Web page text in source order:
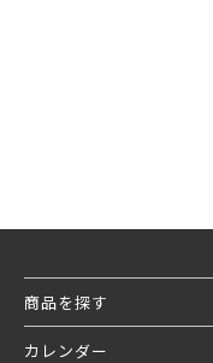
商品を探す
カレンダー